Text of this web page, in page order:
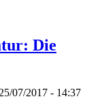
Die
07/2017 - 14:37